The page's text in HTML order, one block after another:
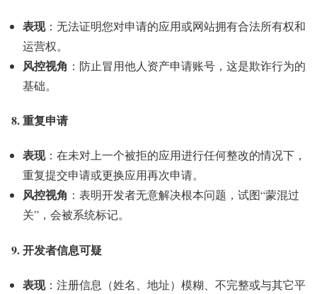
表现：无法证明您对申请的应用或网站拥有合法所有权和
运营权。
风控视角 ：防止冒用他人资产申请账号，这是欺诈行为的
基础。
8. 重复申请
表现：在未对上一个被拒的应用进行任何整改的情况下，
重复提交申请或更换应用再次申请。
风控视角 ：表明开发者无意解决根本问题，试图“蒙混过
关”，会被系统标记。
9. 开发者信息可疑
表现：注册信息（姓名、地址）模糊、不完整或与其它平